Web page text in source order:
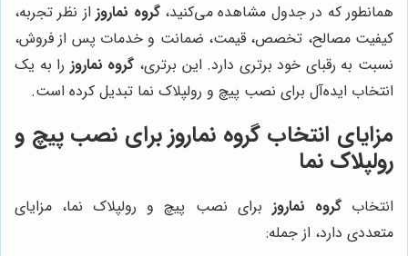
همانطور که در جدول مشاهده می‌کنید،گروه نماروزاز نظر تجربه،
کیفیت مصالح، تخصص، قیمت، ضمانت و خدمات پس از فروش،
نسبت به رقبای خود برتری دارد. این برتری، گروه نماروز را به یک
انتخاب ایده‌آل برای نصب پیچ و رولپلاک نما تبدیل کرده است.
مزایای انتخابگروه نماروزبرای نصب پیچ و
رولپلاک نما
انتخابگروه نماروز برای نصب پیچ و رولپلاک نما، مزایای
متعددی دارد، از جمله: